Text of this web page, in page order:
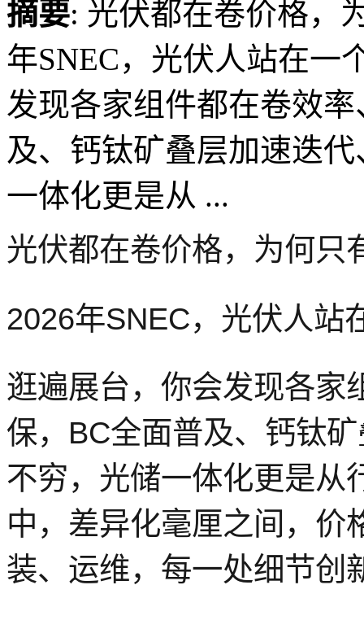
摘要: 光伏都在卷价格，
年SNEC，光伏人站在一
发现各家组件都在卷效
及、钙钛矿叠层加速迭
一体化更是从 ...
光伏都在卷价格，为何只
2026年SNEC，光伏人站
逛遍展台，你会发现各家
保， BC全面普及、钙钛
不穷，光储一体化更是从
中，差异化毫厘之间 ，价
装、运维， 每一处细节创